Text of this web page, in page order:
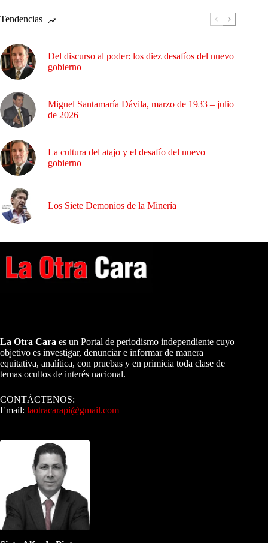
Tendencias
Del discurso al poder: los diez desafíos del nuevo
gobierno
Miguel Santamaría Dávila, marzo de 1933 – julio
de 2026
La cultura del atajo y el desafío del nuevo
gobierno
Los Siete Demonios de la Minería
La Otra Cara es un Portal de periodismo independiente cuyo
objetivo es investigar, denunciar e informar de manera
equitativa, analítica, con pruebas y en primicia toda clase de
temas ocultos de interés nacional.
CONTÁCTENOS:
Email: laotracarapi@gmail.com